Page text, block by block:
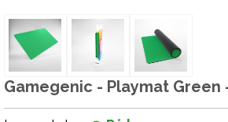
Gamegenic - Playmat Green